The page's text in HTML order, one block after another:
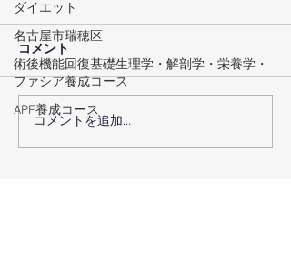
ダイエット
名古屋市瑞穂区
術後機能回復基礎生理学・解剖学・栄養学・
ファシア養成コース
APF養成コース
術後回復プログラムで術
後回復を最大化するコー
コメント
コメントを追加…